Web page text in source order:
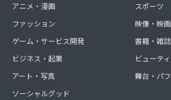
アニメ・漫画
ファッション
ゲーム・サービス開発
ビジネス・起業
アート・写真
ソーシャルグッド
スポーツ
映像・映画
書籍・雑
ビューテ
舞台・パ